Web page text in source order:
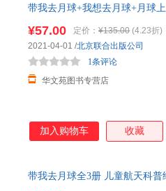
实风格的插画，让孩子身临其
折，既给娃讲故事，又让娃学
名专家联合审订，两院院士签
读物。由中国航天科工二院二
带我去月球+我想去月球+月球
¥57.00 定价： ¥135.00 (4.23折)
华文苑图书专营店
1条评论
2021-04-01 /北京联合出版公司
加入购物车 收藏
带我去月球全3册 儿童航天科